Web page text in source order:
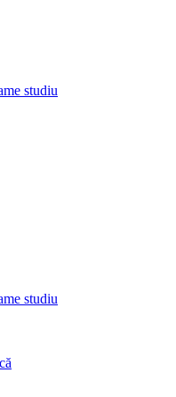
studiu
studiu